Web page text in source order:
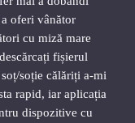
oferi vânător
cu miză mare
fișierul
soție călăriți a-mi
rapid, iar aplicația
dispozitive cu